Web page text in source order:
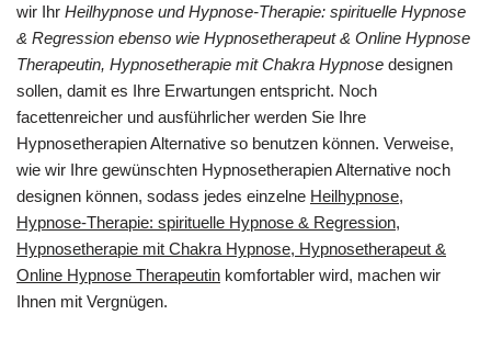
wir Ihr Heilhypnose und Hypnose-Therapie: spirituelle Hypnose
& Regression ebenso wie Hypnosetherapeut & Online Hypnose
Therapeutin, Hypnosetherapie mit Chakra Hypnose designen
sollen, damit es Ihre Erwartungen entspricht. Noch
facettenreicher und ausführlicher werden Sie Ihre
Hypnosetherapien Alternative so benutzen können. Verweise,
wie wir Ihre gewünschten Hypnosetherapien Alternative noch
designen können, sodass jedes einzelne Heilhypnose,
Hypnose-Therapie: spirituelle Hypnose & Regression,
Hypnosetherapie mit Chakra Hypnose, Hypnosetherapeut &
Online Hypnose Therapeutin komfortabler wird, machen wir
Ihnen mit Vergnügen.